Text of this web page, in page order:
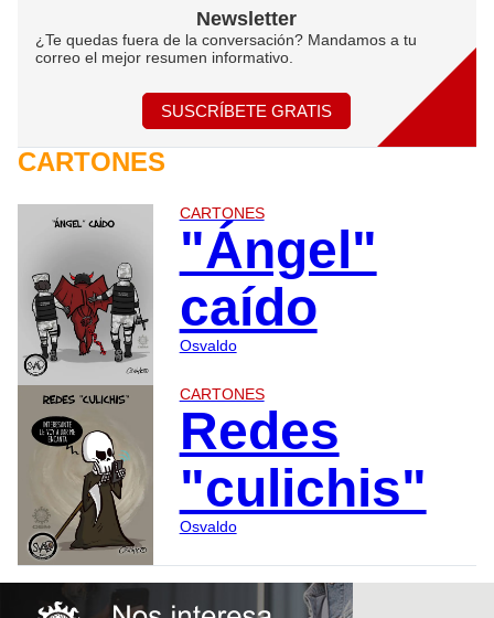
Newsletter
¿Te quedas fuera de la conversación? Mandamos a tu
correo el mejor resumen informativo.
SUSCRÍBETE GRATIS
CARTONES
CARTONES
"Ángel"
caído
Osvaldo
CARTONES
Redes
"culichis"
Osvaldo